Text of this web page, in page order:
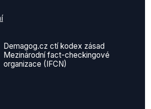
Demagog.cz ctí kodex zásad
Mezinárodní fact-checkingové
organizace (IFCN)